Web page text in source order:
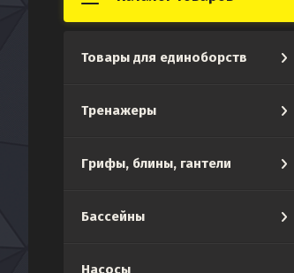
Товары для единоборств
Тренажеры
Грифы, блины, гантели
Бассейны
Насосы